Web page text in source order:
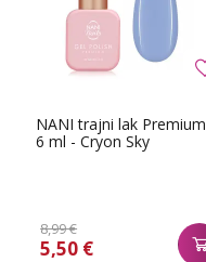
NANI trajni lak Premium
6 ml - Cryon Sky
8,99 €
5,50 €